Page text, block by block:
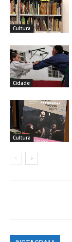
Cultura
Cidade
Cultura